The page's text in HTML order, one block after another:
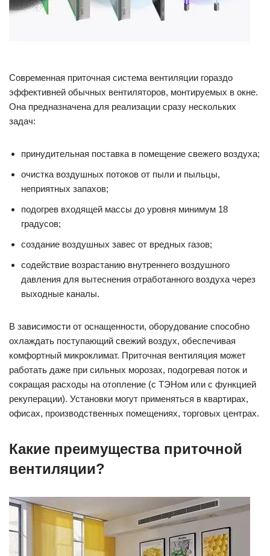
Современная приточная система вентиляции гораздо
эффективней обычных вентиляторов, монтируемых в окне.
Она предназначена для реализации сразу нескольких
задач:
принудительная поставка в помещение свежего воздуха;
очистка воздушных потоков от пыли и пыльцы,
неприятных запахов;
подогрев входящей массы до уровня минимум 18
градусов;
создание воздушных завес от вредных газов;
содействие возрастанию внутреннего воздушного
давления для вытеснения отработанного воздуха через
выходные каналы.
В зависимости от оснащенности, оборудование способно
охлаждать поступающий свежий воздух, обеспечивая
комфортный микроклимат. Приточная вентиляция может
работать даже при сильных морозах, подогревая поток и
сокращая расходы на отопление (с ТЭНом или с функцией
рекуперации). Установки могут применяться в квартирах,
офисах, производственных помещениях, торговых центрах.
Какие преимущества приточной
вентиляции?